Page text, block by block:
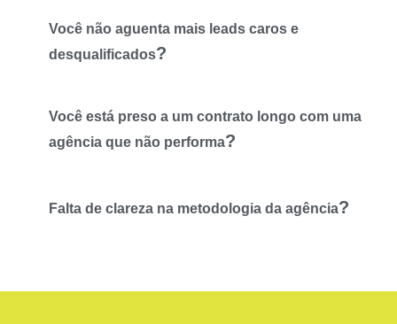
Você não aguenta mais leads caros e
desqualificados?
Você está preso a um contrato longo com uma
agência que não performa?
Falta de clareza na metodologia da agência?